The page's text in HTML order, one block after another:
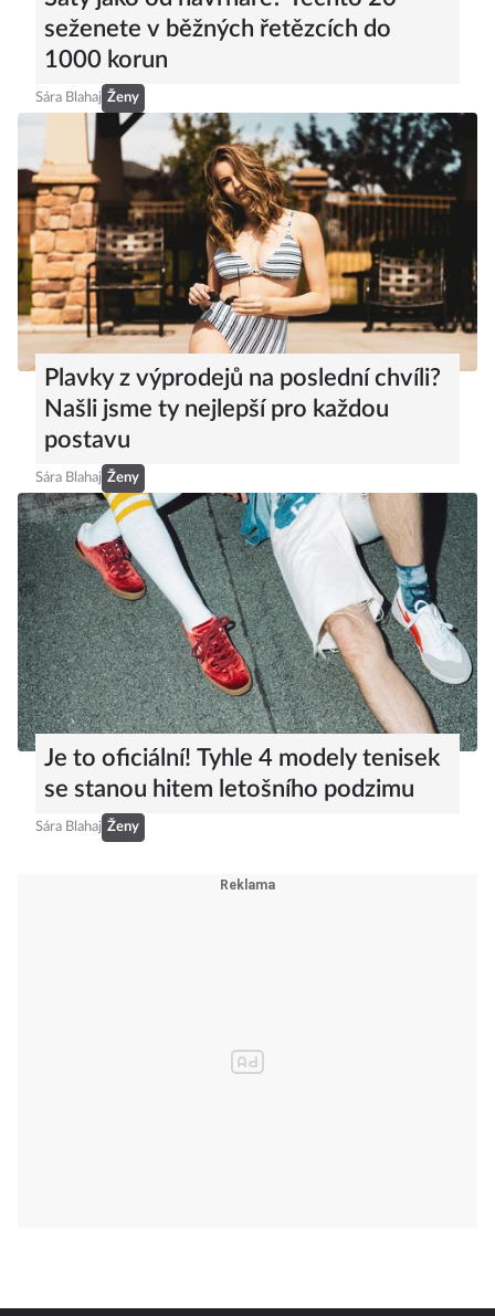
seženete v běžných řetězcích do
1000 korun
Sára Blahaj Ženy
Plavky z výprodejů na poslední chvíli?
Našli jsme ty nejlepší pro každou
postavu
Sára Blahaj Ženy
Je to oficiální! Tyhle 4 modely tenisek
se stanou hitem letošního podzimu
Sára Blahaj Ženy